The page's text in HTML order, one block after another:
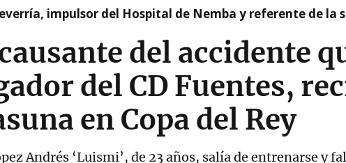
impulsor del Hospital de Nemba y referente de la
del accidente
del CD Fuentes,
en Copa del Rey
Andrés ‘Luismi’, de 23 años, salía de entrenarse y